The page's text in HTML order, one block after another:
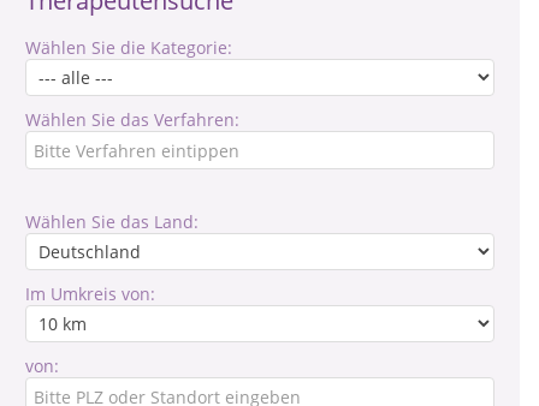
Wählen Sie die Kategorie:
Wählen Sie das Verfahren:
Wählen Sie das Land:
Im Umkreis von:
von: